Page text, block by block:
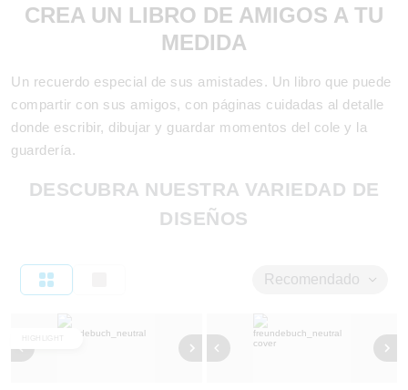
CREA UN LIBRO DE AMIGOS A TU
MEDIDA
Un recuerdo especial de sus amistades. Un libro que puede
compartir con sus amigos, con páginas cuidadas al detalle
donde escribir, dibujar y guardar momentos del cole y la
guardería.
DESCUBRA NUESTRA VARIEDAD DE
DISEÑOS
Recomendado